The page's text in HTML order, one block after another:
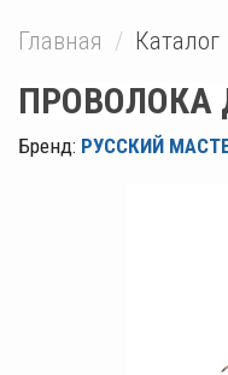
Главная Каталог
ПРОВОЛОКА
Бренд: РУССКИЙ